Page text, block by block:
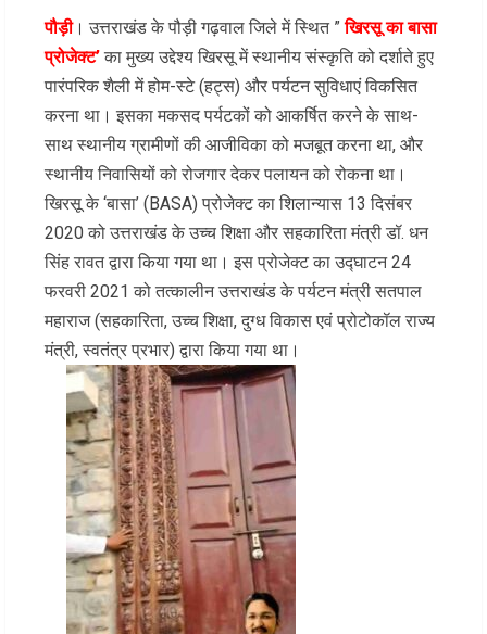
पौड़ी।उत्तराखंड के पौड़ी गढ़वाल जिले में स्थित ”खिरसू का बासा
प्रोजेक्ट’का मुख्य उद्देश्य खिरसू में स्थानीय संस्कृति को दर्शाते हुए
पारंपरिक शैली में होम-स्टे (हट्स) और पर्यटन सुविधाएं विकसित
करना था। इसका मकसद पर्यटकों को आकर्षित करने के साथ-
साथ स्थानीय ग्रामीणों की आजीविका को मजबूत करना था, और
स्थानीय निवासियों को रोजगार देकर पलायन को रोकना था।
खिरसू के ‘बासा’ (BASA) प्रोजेक्ट का शिलान्यास 13 दिसंबर
2020 को उत्तराखंड के उच्च शिक्षा और सहकारिता मंत्री डॉ. धन
सिंह रावतद्वारा किया गया था। इस प्रोजेक्ट काउद्घाटन24
फरवरी 2021 को तत्कालीन उत्तराखंड के पर्यटन मंत्री सतपाल
महाराज (सहकारिता, उच्च शिक्षा, दुग्ध विकास एवं प्रोटोकॉल राज्य
मंत्री, स्वतंत्र प्रभार) द्वारा किया गया था।